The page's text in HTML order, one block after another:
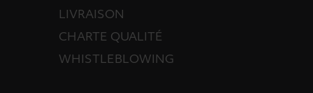
LIVRAISON
CHARTE QUALITÉ
WHISTLEBLOWING